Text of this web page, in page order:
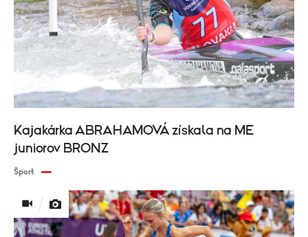
Kajakárka ABRAHAMOVÁ získala na ME
juniorov BRONZ
Šport